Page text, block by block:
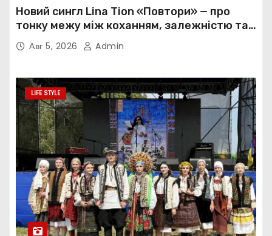
Новий сингл Lina Tion «Повтори» — про
тонку межу між коханням, залежністю та
нав’язливою прив’язаністю
Авг 5, 2026 Admin
LIFE STYLE